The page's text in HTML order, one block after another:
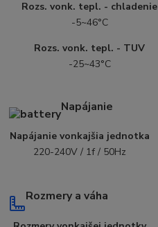
Rozs. vonk. tepl. - chladenie
-5~46°C
Rozs. vonk. tepl. - TUV
-25~43°C
Napájanie
Napájanie vonkajšia jednotka
220-240V / 1f / 50Hz
Rozmery a váha